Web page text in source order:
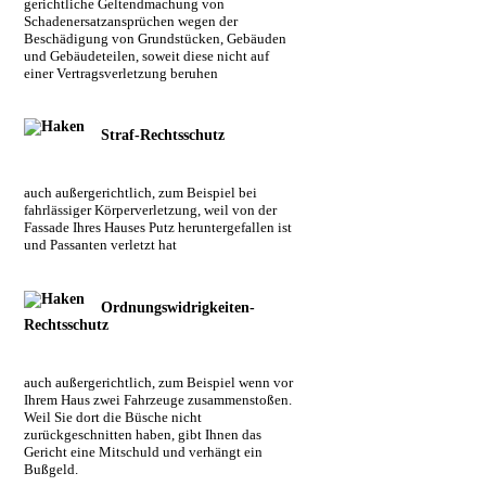
gerichtliche Geltendmachung von
Schadenersatzansprüchen wegen der
Beschädigung von Grundstücken, Gebäuden
und Gebäudeteilen, soweit diese nicht auf
einer Vertragsverletzung beruhen
Straf-Rechtsschutz
auch außergerichtlich, zum Beispiel bei
fahrlässiger Körperverletzung, weil von der
Fassade Ihres Hauses Putz heruntergefallen ist
und Passanten verletzt hat
Ordnungswidrigkeiten-
Rechtsschutz
auch außergerichtlich, zum Beispiel wenn vor
Ihrem Haus zwei Fahrzeuge zusammenstoßen.
Weil Sie dort die Büsche nicht
zurückgeschnitten haben, gibt Ihnen das
Gericht eine Mitschuld und verhängt ein
Bußgeld.